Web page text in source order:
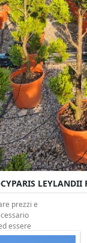
30 H.150
prezzi e
essere
dall'azienda.